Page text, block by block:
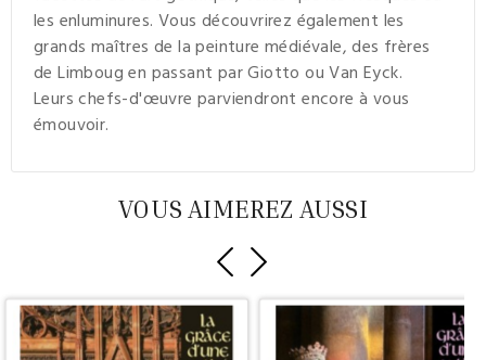
les enluminures. Vous découvrirez également les
grands maîtres de la peinture médiévale, des frères
de Limboug en passant par Giotto ou Van Eyck.
Leurschefs-d'œuvre parviendront encore à vous
émouvoir.
VOUS AIMEREZ AUSSI